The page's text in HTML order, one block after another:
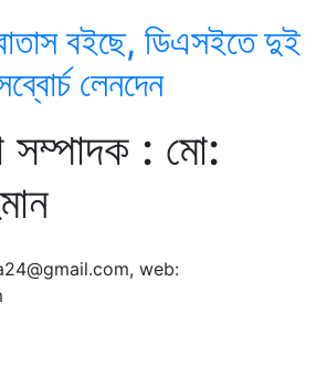
বইছে, ডিএসইতে দুই
লেনদেন
সম্পাদক : মো:
web: